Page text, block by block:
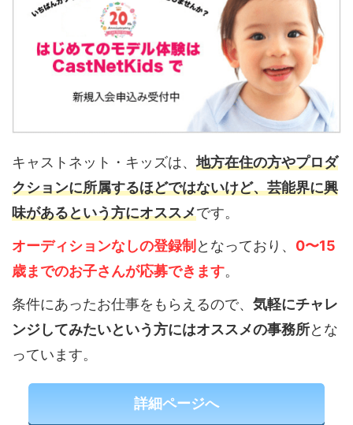
キャストネット・キッズは、地方在住の方やプロダ
クションに所属するほどではないけど、芸能界に興
味があるという方にオススメです。
オーディションなしの登録制 となっており、 0〜15
歳までのお子さんが応募できます。
条件にあったお仕事をもらえるので、 気軽にチャレ
ンジしてみたいという方にはオススメの事務所とな
っています。
詳細ページへ